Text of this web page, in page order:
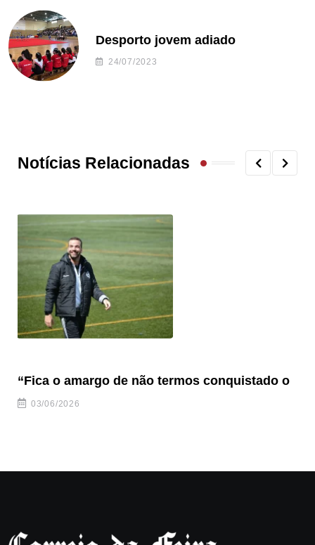
Desporto jovem adiado
24/07/2023
Notícias Relacionadas
“Fica o amargo de não termos conquistado o
03/06/2026